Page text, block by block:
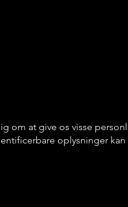
om at give os visse
oplysninger